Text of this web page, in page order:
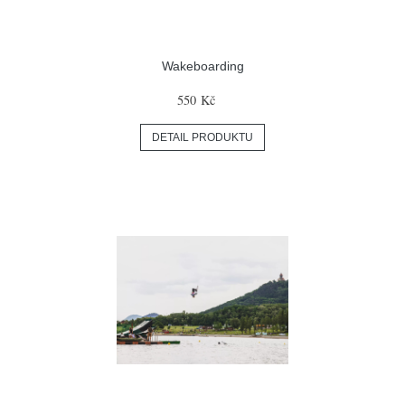
Wakeboarding
550 Kč
DETAIL PRODUKTU